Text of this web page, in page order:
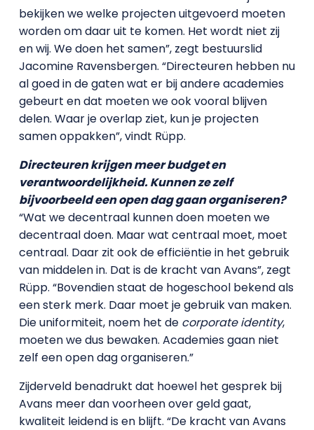
bekijken we welke projecten uitgevoerd moeten
worden om daar uit te komen. Het wordt niet zij
en wij. We doen het samen”, zegt bestuurslid
Jacomine Ravensbergen. “Directeuren hebben nu
al goed in de gaten wat er bij andere academies
gebeurt en dat moeten we ook vooral blijven
delen. Waar je overlap ziet, kun je projecten
samen oppakken”, vindt Rüpp.
Directeuren krijgen meer budget en
verantwoordelijkheid. Kunnen ze zelf
bijvoorbeeld een open dag gaan organiseren?
“Wat we decentraal kunnen doen moeten we
decentraal doen. Maar wat centraal moet, moet
centraal. Daar zit ook de efficiëntie in het gebruik
van middelen in. Dat is de kracht van Avans”, zegt
Rüpp. “Bovendien staat de hogeschool bekend als
een sterk merk. Daar moet je gebruik van maken.
Die uniformiteit, noem het de corporate identity,
moeten we dus bewaken. Academies gaan niet
zelf een open dag organiseren.”
Zijderveld benadrukt dat hoewel het gesprek bij
Avans meer dan voorheen over geld gaat,
kwaliteit leidend is en blijft. “De kracht van Avans